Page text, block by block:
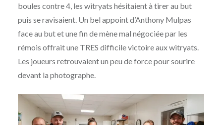
boules contre 4, les witryats hésitaient à tirer au but
puis se ravisaient. Un bel appoint d’Anthony Mulpas
face au but et une fin de mène mal négociée par les
rémois offrait une TRES difficile victoire aux witryats.
Les joueurs retrouvaient un peu de force pour sourire
devant la photographe.